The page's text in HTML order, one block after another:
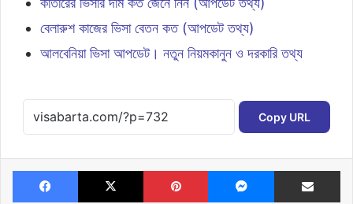
বেলারুশ কাজের ভিসা বেতন কত (আপডেট তথ্য)
আলবেনিয়া ভিসা আপডেট। নতুন নিয়মকানুন ও দরকারি তথ্য
Copy URL
Facebook X Pinterest Messenger Share